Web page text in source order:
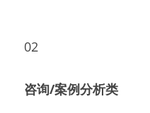
02
咨询/案例分析类